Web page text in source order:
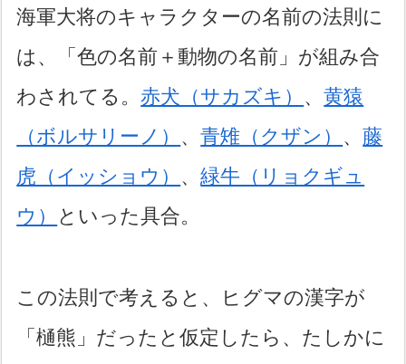
海軍大将のキャラクターの名前の法則に
は、「色の名前＋動物の名前」が組み合
わされてる。赤犬（サカズキ） 、黄猿
（ボルサリーノ） 、青雉（クザン） 、藤
虎（イッショウ） 、緑牛（リョクギュ
ウ）
といった具合。
この法則で考えると、ヒグマの漢字が
「樋熊」だったと仮定したら、たしかに